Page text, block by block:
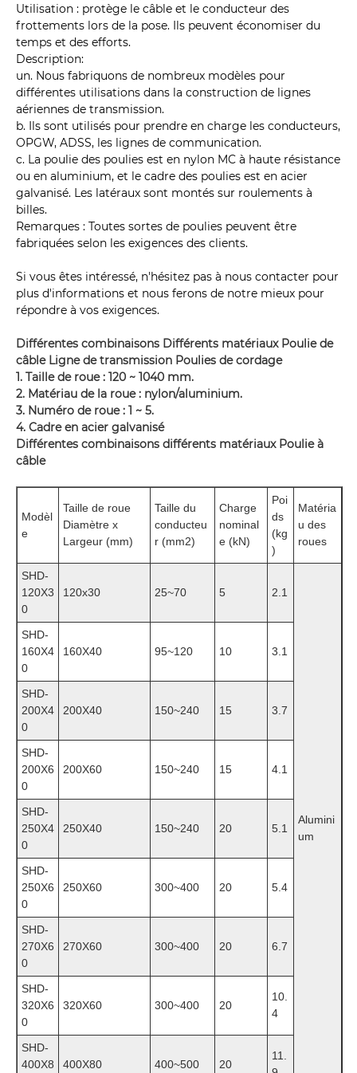
Utilisation : protège le câble et le conducteur des
frottements lors de la pose. Ils peuvent économiser du
temps et des efforts.
Description:
un. Nous fabriquons de nombreux modèles pour
différentes utilisations dans la construction de lignes
aériennes de transmission.
b. Ils sont utilisés pour prendre en charge les conducteurs,
OPGW, ADSS, les lignes de communication.
c. La poulie des poulies est en nylon MC à haute résistance
ou en aluminium, et le cadre des poulies est en acier
galvanisé. Les latéraux sont montés sur roulements à
billes.
Remarques : Toutes sortes de poulies peuvent être
fabriquées selon les exigences des clients.
Si vous êtes intéressé, n'hésitez pas à nous contacter pour
plus d'informations et nous ferons de notre mieux pour
répondre à vos exigences.
Différentes combinaisons Différents matériaux Poulie de
câble Ligne de transmission Poulies de cordage
1. Taille de roue : 120 ~ 1040 mm.
2. Matériau de la roue : nylon/aluminium.
3. Numéro de roue : 1 ~ 5.
4. Cadre en acier galvanisé
Différentes combinaisons différents matériaux Poulie à
câble
Modèl
e
Taille de roue
Diamètre x
Largeur (mm)
Taille du
conducteu
r (mm2)
Charge
nominal
e (kN)
Poi
ds
(kg
)
Matéria
u des
roues
SHD-
120X3
0
120x30 25~70 5 2.1
Alumini
um
SHD-
160X4
0
160X40 95~120 10 3.1
SHD-
200X4
0
200X40 150~240 15 3.7
SHD-
200X6
0
200X60 150~240 15 4.1
SHD-
250X4
0
250X40 150~240 20 5.1
SHD-
250X6
0
250X60 300~400 20 5.4
SHD-
270X6
0
270X60 300~400 20 6.7
SHD-
320X6
0
320X60 300~400 20
10.
4
SHD-
400X8
400X80 400~500 20
11.